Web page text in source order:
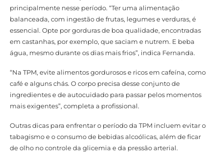
principalmente nesse período. “Ter uma alimentação
balanceada, com ingestão de frutas, legumes e verduras, é
essencial. Opte por gorduras de boa qualidade, encontradas
em castanhas, por exemplo, que saciam e nutrem. E beba
água, mesmo durante os dias mais frios”, indica Fernanda.
“Na TPM, evite alimentos gordurosos e ricos em cafeína, como
café e alguns chás. O corpo precisa desse conjunto de
ingredientes e de autocuidado para passar pelos momentos
mais exigentes”, completa a profissional.
Outras dicas para enfrentar o período da TPM incluem evitar o
tabagismo e o consumo de bebidas alcoólicas, além de ficar
de olho no controle da glicemia e da pressão arterial.